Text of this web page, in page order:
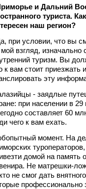
и Дальний
туриста.
наш регион?
при условии, что вы
мой взгляд, изначально
туризм. Вы
к вам стоит приезжать
эту
- заядлые
при населении в
составляет 60
чего к вам ехать.
момент. На
домой на память
Не матрешки-
не смог дать
профессионально